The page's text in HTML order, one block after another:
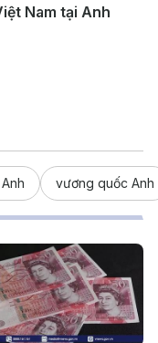
Nam tại Anh
vương quốc Anh